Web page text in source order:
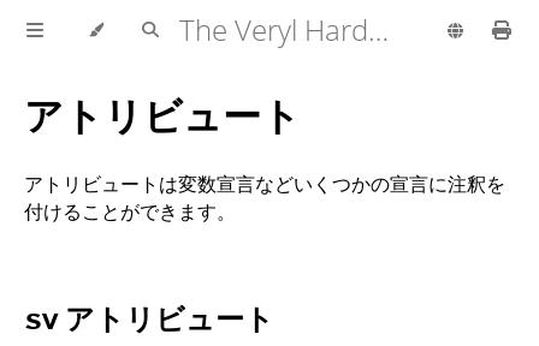
The Veryl Hardware Description Language
アトリビュート
アトリビュートは変数宣言などいくつかの宣言に注釈を
付けることができます。
svアトリビュート